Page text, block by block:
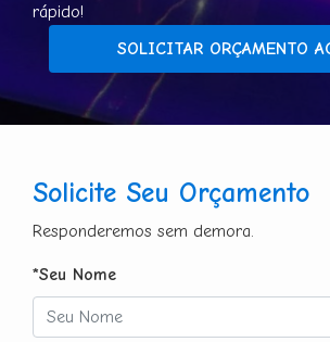
rápido!
SOLICITAR ORÇAMENTO
Solicite Seu Orçamento
Responderemos sem demora.
*Seu Nome